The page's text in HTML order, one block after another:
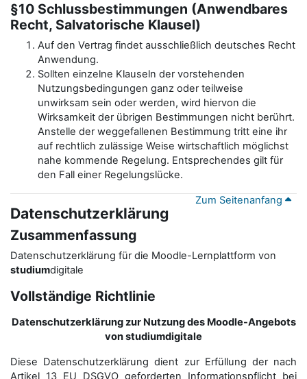
§10 Schlussbestimmungen (Anwendbares
Recht, Salvatorische Klausel)
Auf den Vertrag findet ausschließlich deutsches Recht
Anwendung.
Sollten einzelne Klauseln der vorstehenden
Nutzungsbedingungen ganz oder teilweise
unwirksam sein oder werden, wird hiervon die
Wirksamkeit der übrigen Bestimmungen nicht berührt.
Anstelle der weggefallenen Bestimmung tritt eine ihr
auf rechtlich zulässige Weise wirtschaftlich möglichst
nahe kommende Regelung. Entsprechendes gilt für
den Fall einer Regelungslücke.
Zum Seitenanfang
Datenschutzerklärung
Zusammenfassung
Datenschutzerklärung für die Moodle-Lernplattform von
studiumdigitale
Vollständige Richtlinie
Datenschutzerklärung zur Nutzung des Moodle-Angebots
von studiumdigitale
Diese Datenschutzerklärung dient zur Erfüllung der nach
Artikel 13 EU DSGVO geforderten Informationspflicht bei